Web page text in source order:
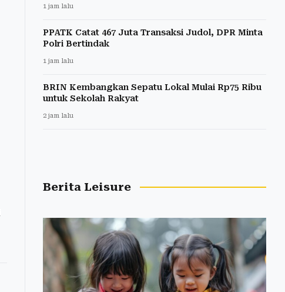
1 jam lalu
PPATK Catat 467 Juta Transaksi Judol, DPR Minta
Polri Bertindak
1 jam lalu
BRIN Kembangkan Sepatu Lokal Mulai Rp75 Ribu
untuk Sekolah Rakyat
2 jam lalu
Berita Leisure